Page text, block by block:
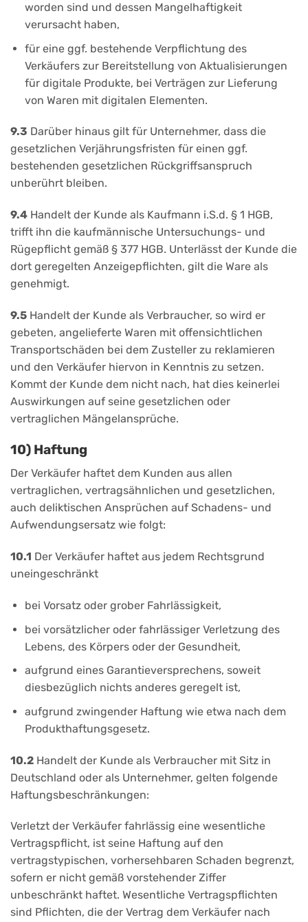
worden sind und dessen Mangelhaftigkeit
verursacht haben,
für eine ggf. bestehende Verpflichtung des
Verkäufers zur Bereitstellung von Aktualisierungen
für digitale Produkte, bei Verträgen zur Lieferung
von Waren mit digitalen Elementen.
9.3 Darüber hinaus gilt für Unternehmer, dass die
gesetzlichen Verjährungsfristen für einen ggf.
bestehenden gesetzlichen Rückgriffsanspruch
unberührt bleiben.
9.4 Handelt der Kunde als Kaufmann i.S.d. § 1 HGB,
trifft ihn die kaufmännische Untersuchungs- und
Rügepflicht gemäß § 377 HGB. Unterlässt der Kunde die
dort geregelten Anzeigepflichten, gilt die Ware als
genehmigt.
9.5 Handelt der Kunde als Verbraucher, so wird er
gebeten, angelieferte Waren mit offensichtlichen
Transportschäden bei dem Zusteller zu reklamieren
und den Verkäufer hiervon in Kenntnis zu setzen.
Kommt der Kunde dem nicht nach, hat dies keinerlei
Auswirkungen auf seine gesetzlichen oder
vertraglichen Mängelansprüche.
10) Haftung
Der Verkäufer haftet dem Kunden aus allen
vertraglichen, vertragsähnlichen und gesetzlichen,
auch deliktischen Ansprüchen auf Schadens- und
Aufwendungsersatz wie folgt:
10.1 Der Verkäufer haftet aus jedem Rechtsgrund
uneingeschränkt
bei Vorsatz oder grober Fahrlässigkeit,
bei vorsätzlicher oder fahrlässiger Verletzung des
Lebens, des Körpers oder der Gesundheit,
aufgrund eines Garantieversprechens, soweit
diesbezüglich nichts anderes geregelt ist,
aufgrund zwingender Haftung wie etwa nach dem
Produkthaftungsgesetz.
10.2 Handelt der Kunde als Verbraucher mit Sitz in
Deutschland oder als Unternehmer, gelten folgende
Haftungsbeschränkungen:
Verletzt der Verkäufer fahrlässig eine wesentliche
Vertragspflicht, ist seine Haftung auf den
vertragstypischen, vorhersehbaren Schaden begrenzt,
sofern er nicht gemäß vorstehender Ziffer
unbeschränkt haftet. Wesentliche Vertragspflichten
sind Pflichten, die der Vertrag dem Verkäufer nach